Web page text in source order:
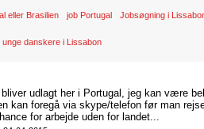
eller Brasilien job Portugal Jobsøgning i
unge danskere i Lissabon
udlagt her i Portugal, jeg kan være
kan foregå via skype/telefon før man
for arbejde uden for landet...